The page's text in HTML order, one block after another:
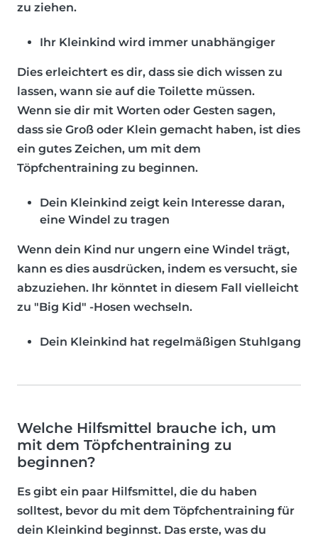
zu ziehen.
Ihr Kleinkind wird immer unabhängiger
Dies erleichtert es dir, dass sie dich wissen zu
lassen, wann sie auf die Toilette müssen.
Wenn sie dir mit Worten oder Gesten sagen,
dass sie Groß oder Klein gemacht haben, ist dies
ein gutes Zeichen, um mit dem
Töpfchentraining zu beginnen.
Dein Kleinkind zeigt kein Interesse daran,
eine Windel zu tragen
Wenn dein Kind nur ungern eine Windel trägt,
kann es dies ausdrücken, indem es versucht, sie
abzuziehen. Ihr könntet in diesem Fall vielleicht
zu "Big Kid" -Hosen wechseln.
Dein Kleinkind hat regelmäßigen Stuhlgang
Welche Hilfsmittel brauche ich, um
mit dem Töpfchentraining zu
beginnen?
Es gibt ein paar Hilfsmittel, die du haben
solltest, bevor du mit dem Töpfchentraining für
dein Kleinkind beginnst. Das erste, was du